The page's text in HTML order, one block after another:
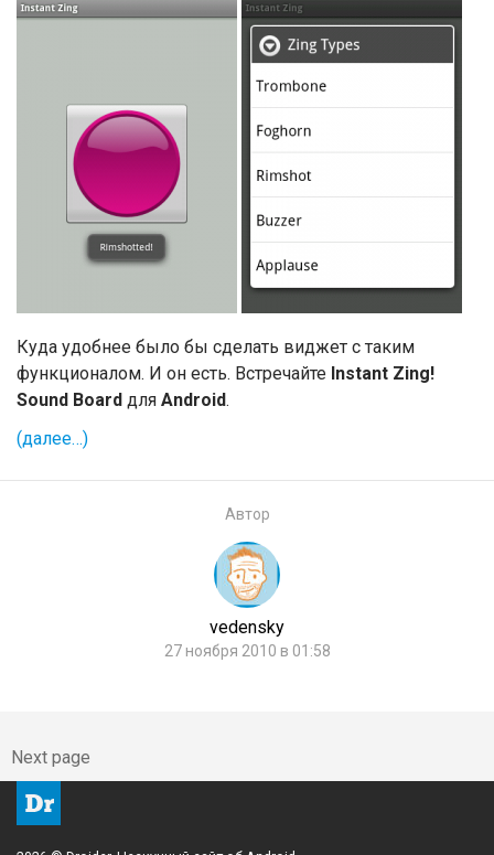
Куда удобнее было бы сделать виджет с таким
функционалом. И он есть. Встречайте Instant Zing!
Sound Board для Android.
(далее…)
Автор
vedensky
27 ноября 2010 в 01:58
Next page